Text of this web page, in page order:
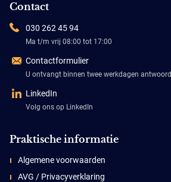
Contact
030 262 45 94
Ma t/m vrij 08:00 tot 17:00
Contactformulier
U ontvangt binnen twee werkdagen antwoord
LinkedIn
Volg ons op LinkedIn
Praktische informatie
Algemene voorwaarden
AVG / Privacyverklaring